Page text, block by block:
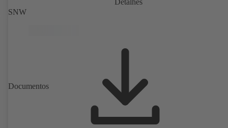
Detalhes
SNW
Documentos